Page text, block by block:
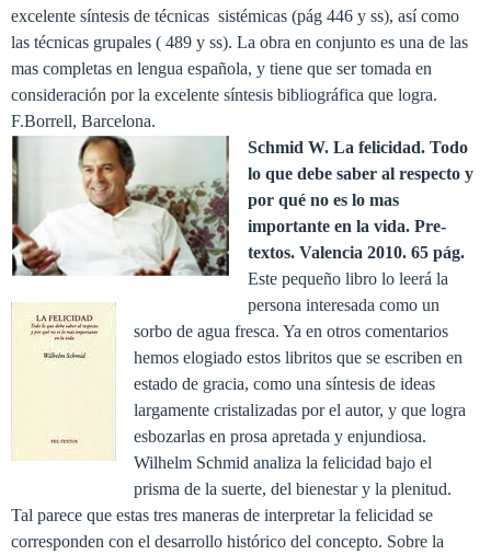
excelente síntesis de técnicas sistémicas (pág 446 y ss), así como
las técnicas grupales ( 489 y ss). La obra en conjunto es una de las
mas completas en lengua española, y tiene que ser tomada en
consideración por la excelente síntesis bibliográfica que logra.
F.Borrell, Barcelona.
Schmid W. La felicidad. Todo
lo que debe saber al respecto y
por qué no es lo mas
importante en la vida. Pre-
textos. Valencia 2010. 65 pág.
Este pequeño libro lo leerá la
persona interesada como un
sorbo de agua fresca. Ya en otros comentarios
hemos elogiado estos libritos que se escriben en
estado de gracia, como una síntesis de ideas
largamente cristalizadas por el autor, y que logra
esbozarlas en prosa apretada y enjundiosa.
Wilhelm Schmid analiza la felicidad bajo el
prisma de la suerte, del bienestar y la plenitud.
Tal parece que estas tres maneras de interpretar la felicidad se
corresponden con el desarrollo histórico del concepto. Sobre la